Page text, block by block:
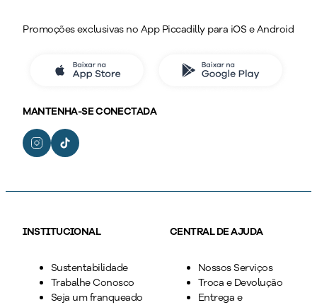
Promoções exclusivas no App Piccadilly para iOS e Android
MANTENHA-SE CONECTADA
INSTITUCIONAL
Sustentabilidade
Trabalhe Conosco
Seja um franqueado
CENTRAL DE AJUDA
Nossos Serviços
Troca e Devolução
Entrega e